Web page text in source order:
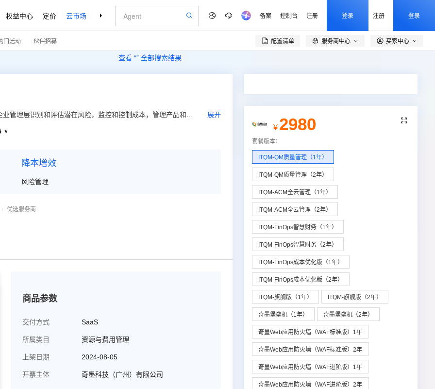
权益中心 定价 云市场 合作伙伴 支持与服务 了解阿里云
查看 “” 全部搜索结果
备案 控制台 注册 登录 注册 登录
门活动 伙伴招募 配置清单  服务商中心 买家中心
管理层识别和评估潜在风险，监控和控制成本，管理产品和服
展开

降本增效
风险管理
优选服务商
商品参数
交付方式 SaaS
所属类目 资源与费用管理
上架日期 2024-08-05
开票主体 奇墨科技（广州）有限公司

¥ 2980
套餐版本：
ITQM-QM质量管理（1年）
ITQM-QM质量管理（2年）
ITQM-ACM全云管理（1年）
ITQM-ACM全云管理（2年）
ITQM-FinOps智慧财务（1年）
ITQM-FinOps智慧财务（2年）
ITQM-FinOps成本优化版（1年）
ITQM-FinOps成本优化版（2年）
ITQM-旗舰版（1年） ITQM-旗舰版（2年）
奇墨堡垒机（1年） 奇墨堡垒机（2年）
奇墨Web应用防火墙（WAF标准版）1年
奇墨Web应用防火墙（WAF标准版）2年
奇墨Web应用防火墙（WAF进阶版）1年
奇墨Web应用防火墙（WAF进阶版）2年